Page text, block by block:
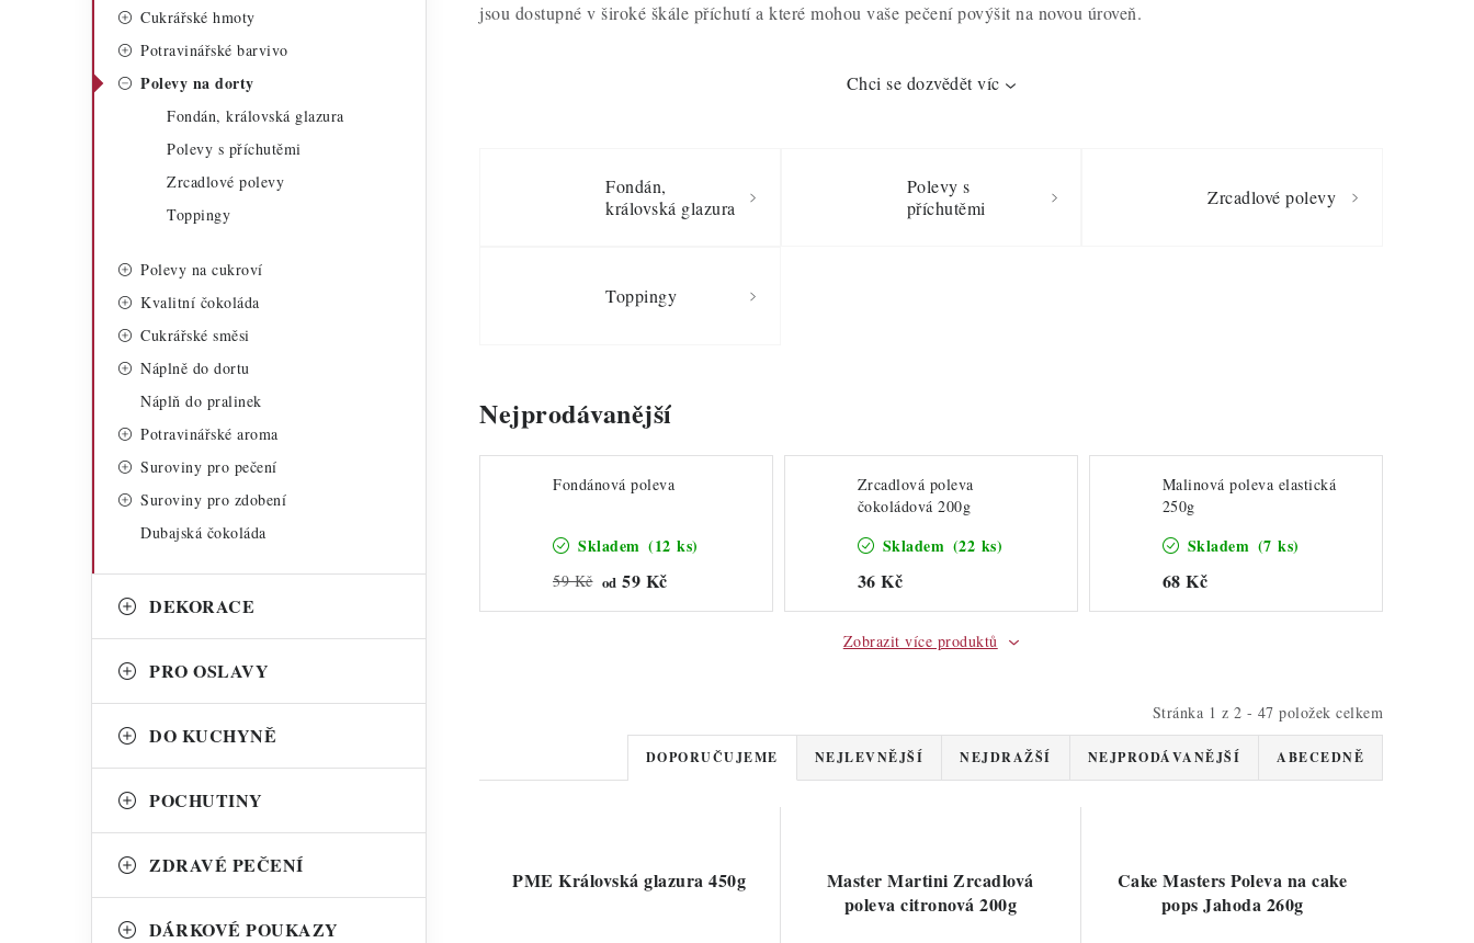
n
i
Cukrářské hmoty
Potravinářské barvivo
Polevy na dorty
Fondán, královská glazura
Polevy s příchutěmi
Zrcadlové polevy
Toppingy
Polevy na cukroví
Kvalitní čokoláda
Cukrářské směsi
Náplně do dortu
Náplň do pralinek
Potravinářské aroma
Suroviny pro pečení
Suroviny pro zdobení
Dubajská čokoláda
DEKORACE
PRO OSLAVY
DO KUCHYNĚ
POCHUTINY
ZDRAVÉ PEČENÍ
DÁRKOVÉ POUKAZY
jsou dostupné v široké škále příchutí a které mohou vaše pečení povýšit na novou úroveň.
Chci se dozvědět víc
Fondán,
královská glazura
Polevy s
příchutěmi
Zrcadlové polevy
Toppingy
Nejprodávanější
Fondánová poleva
Skladem (12 ks)
59 Kč od 59 Kč
Zrcadlová poleva
čokoládová 200g
Skladem (22 ks)
36 Kč
Malinová poleva elastická
250g
Skladem (7 ks)
68 Kč
Zobrazit více produktů
Stránka 1 z 2 - 47 položek celkem
Ř
a
e
DOPORUČUJEME NEJLEVNĚJŠÍ NEJDRAŽŠÍ NEJPRODÁVANĚJŠÍ ABECEDNĚ
PME Královská glazura 450g
Master Martini Zrcadlová
poleva citronová 200g
Cake Masters Poleva na cake
pops Jahoda 260g